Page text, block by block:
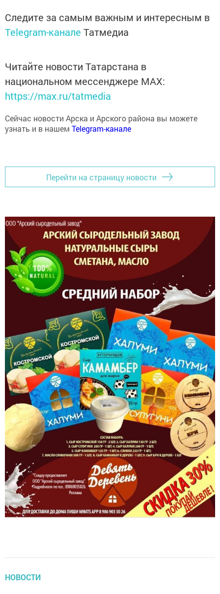
Следите за самым важным и интересным в
Telegram-канале Татмедиа
Читайте новости Татарстана в
национальном мессенджере MАХ:
https://max.ru/tatmedia
Сейчас новости Арска и Арского района вы можете
узнать и в нашем Telegram-канале
Перейти на страницу новости
НОВОСТИ